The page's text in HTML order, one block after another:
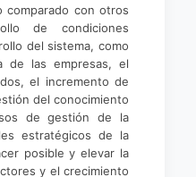
comparado con otros
de condiciones
del sistema, como
de las empresas, el
el incremento de
del conocimiento
de gestión de la
estratégicos de la
posible y elevar la
y el crecimiento